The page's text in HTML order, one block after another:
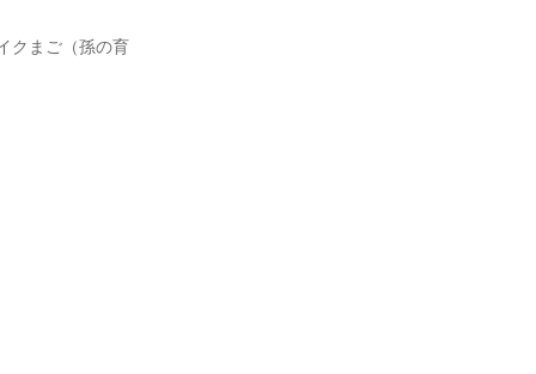
クまご（孫の育